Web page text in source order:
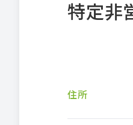
特定非
住所